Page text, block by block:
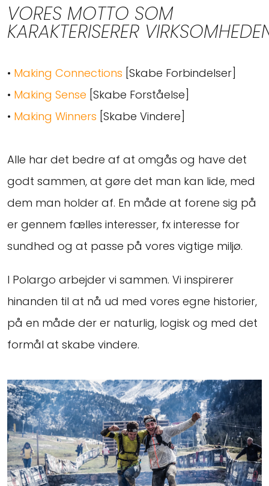
VORES MOTTO SOM
KARAKTERISERER
• Making Connections [Skabe Forbindelser]
• Making Sense [Skabe Forståelse]
• Making Winners [Skabe Vindere]
Alle har det bedre af at omgås og have det
godt sammen, at gøre det man kan lide, med
dem man holder af. En måde at forene sig på
er gennem fælles interesser, fx interesse for
sundhed og at passe på vores vigtige miljø.
I Polargo arbejder vi sammen. Vi inspirerer
hinanden til at nå ud med vores egne historier,
på en måde der er naturlig, logisk og med det
formål at skabe vindere.